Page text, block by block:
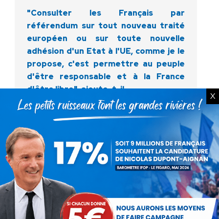
"Consulter les Français par
référendum sur tout nouveau traité
européen ou sur toute nouvelle
adhésion d'un Etat à l'UE, comme je le
propose, c'est permettre au peuple
d'être responsable et à la France
d'être libre", ajoute-t-il.
Catégorie : Communiqués ParDebout La France
27 février 2012
Partager cet article
X